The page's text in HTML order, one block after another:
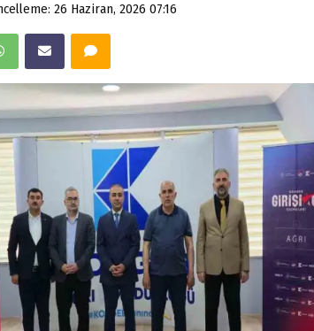
26 Haziran, 2026 07:16